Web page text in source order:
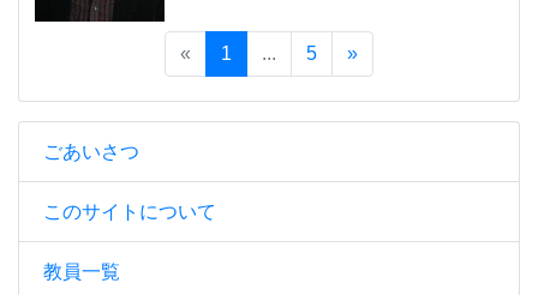
ごあいさつ
このサイトについて
教員一覧
« 1 ... 5 »